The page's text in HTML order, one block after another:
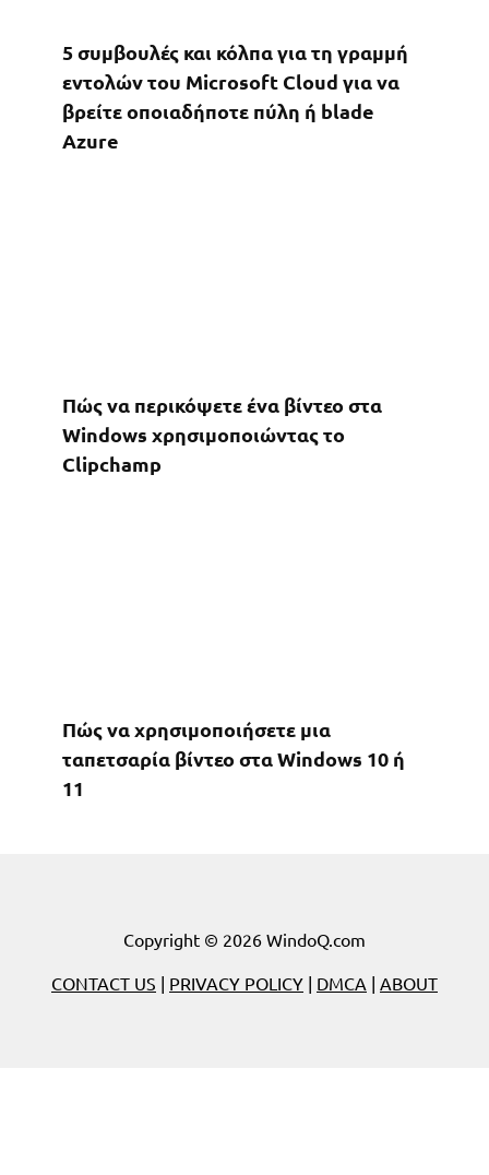
5 συμβουλές και κόλπα για τη γραμμή
εντολών του Microsoft Cloud για να
βρείτε οποιαδήποτε πύλη ή blade
Azure
Πώς να περικόψετε ένα βίντεο στα
Windows χρησιμοποιώντας το
Clipchamp
Πώς να χρησιμοποιήσετε μια
ταπετσαρία βίντεο στα Windows 10 ή
11
Copyright © 2026 WindoQ.com
CONTACT US | PRIVACY POLICY | DMCA | ABOUT